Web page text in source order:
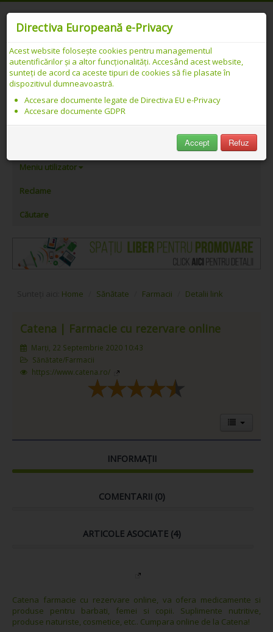
Catalog web SEO PREMIUM Românesc -
Detalii link
Meniu utilizator
Reclame
Căutare
Home Sănătate Farmacii Detalii link
Catena | Farmacie cu rezervare online
Marți, 22 Septembrie 2020 10:43
Sănătate/Farmacii
https://www.catena.ro/
INFORMAȚII
COMENTARII (0)
ARTICOLE ASOCIATE (4)
Catena farmacie cu rezervare online, va ofera medicamente si
produse pentru barbati, femei si copii. Suplimente nutritive,
produse naturiste, cosmetice, etc.. Cumpara online de la Catena!
Directiva Europeană e-Privacy
Acest website folosește cookies pentru managementul
autentificărilor și a altor funcționalități. Accesând acest website,
sunteți de acord ca aceste tipuri de cookies să fie plasate în
dispozitivul dumneavoastră.
Accesare documente legate de Directiva EU e-Privacy
Accesare documente GDPR
Accept Refuz